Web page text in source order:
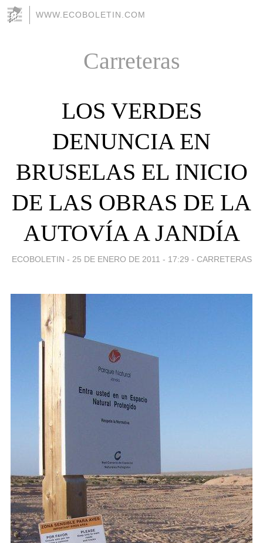
WWW.ECOBOLETIN.COM
Carreteras
LOS VERDES
DENUNCIA EN
BRUSELAS EL INICIO
DE LAS OBRAS DE LA
AUTOVÍA A JANDÍA
ECOBOLETIN - 25 DE ENERO DE 2011 - 17:29 - CARRETERAS